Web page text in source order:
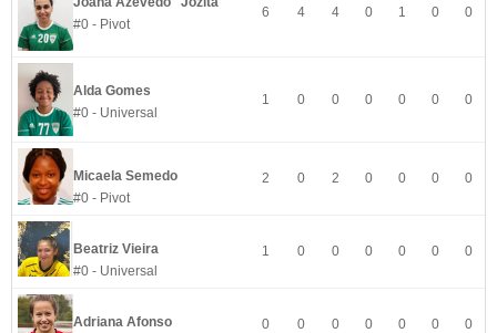
#0 - Pivot
6 4 4 0 1 0 0
Alda Gomes
#0 - Universal
1 0 0 0 0 0 0
Micaela Semedo
#0 - Pivot
2 0 2 0 0 0 0
Beatriz Vieira
#0 - Universal
1 0 0 0 0 0 0
Adriana Afonso
0 0 0 0 0 0 0